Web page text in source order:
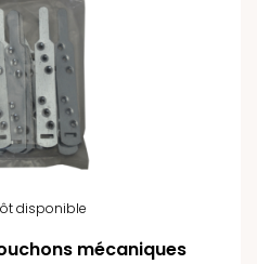
disponible
mécaniques